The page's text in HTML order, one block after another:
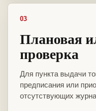
03
Плановая
проверка
Для пункта выдачи
предписания или
отсутствующих